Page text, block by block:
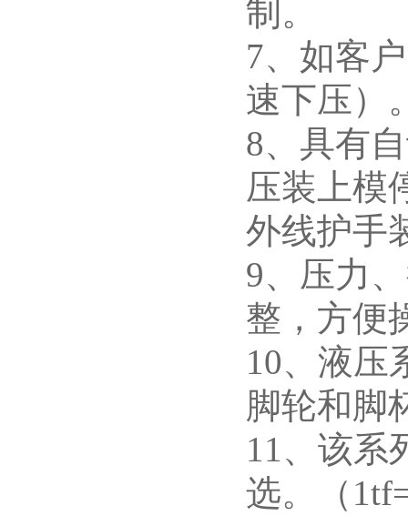
制。
7、如客
速下压）
8、具有
压装上模
外线护手
9、压力
整，方便
10、液压
脚轮和脚
11、该系
选。（